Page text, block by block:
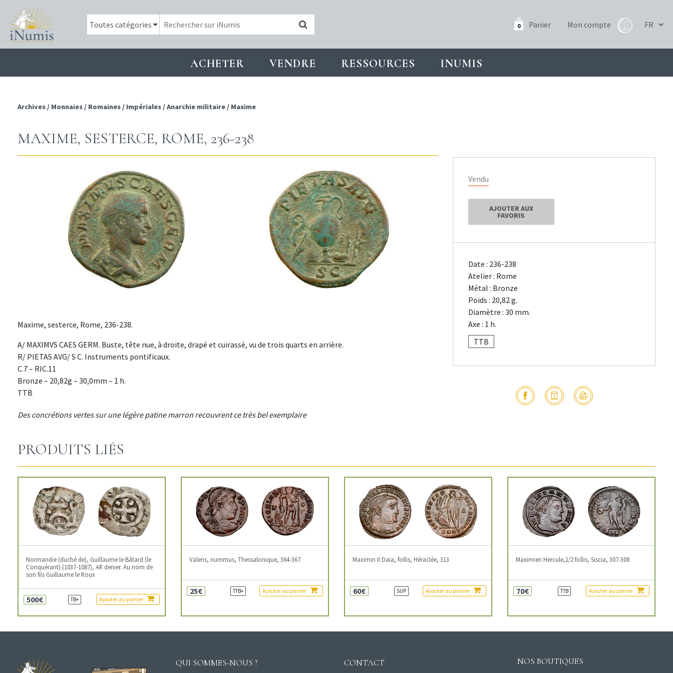
0 Panier Mon compte
ACHETER VENDRE RESSOURCES INUMIS
Archives / Monnaies / Romaines / Impériales /Anarchie militaire / Maxime
MAXIME, SESTERCE, ROME, 236-238
Maxime, sesterce, Rome, 236-238.
A/ MAXIMVS CAES GERM. Buste, tête nue, à droite, drapé et cuirassé, vu de trois quarts en arrière.
R/ PIETAS AVG/ S C. Instruments pontificaux.
C.7 – RIC.11
Bronze – 20,82g – 30,0mm – 1 h.
TTB
Des concrétions vertes sur une légère patine marron recouvrent ce très bel exemplaire
Vendu
AJOUTER AUX
FAVORIS
Date : 236-238
Atelier : Rome
Métal : Bronze
Poids : 20,82 g.
Diamètre : 30 mm.
Axe : 1 h.
TTB
PRODUITS LIÉS
Normandie (duché de), Guillaume le Bâtard (le
Conquérant) (1037-1087), AR denier. Au nom de
son fils Guillaume le Roux
500€ TB+ Ajouter au panier
Valens, nummus, Thessalonique, 364-367
25€ TTB+ Ajouter au panier
Maximin II Daia, follis, Héraclée, 313
60€ SUP Ajouter au panier
Maximien Hercule,1/2 follis, Siscia, 307-308
70€ TTB Ajouter au panier
QUI SOMMES-NOUS ? CONTACT NOS BOUTIQUES